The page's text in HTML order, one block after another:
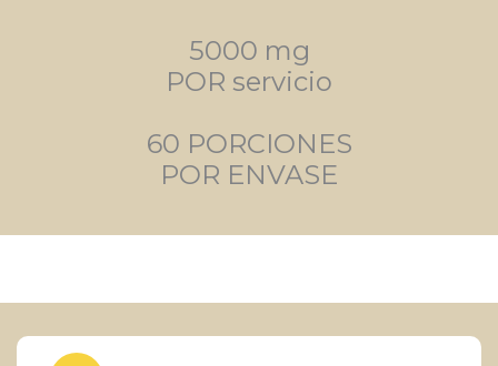
5000 mg
POR servicio
60 PORCIONES
POR ENVASE